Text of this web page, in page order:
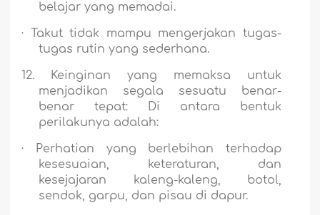
belajar yang memadai.
·
Takut tidak mampu mengerjakan tugas-
tugas rutin yang sederhana.
12.
Keinginan yang memaksa untuk
menjadikan segala sesuatu benar-
benar tepat:
Di antara bentuk
perilakunya adalah:
·
Perhatian yang berlebihan terhadap
kesesuaian, keteraturan, dan
kesejajaran kaleng-kaleng, botol,
sendok, garpu, dan pisau di dapur.